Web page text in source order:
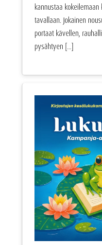
kannustaa
tavallaan. Jokainen
portaat kävellen,
pysähtyen [...]